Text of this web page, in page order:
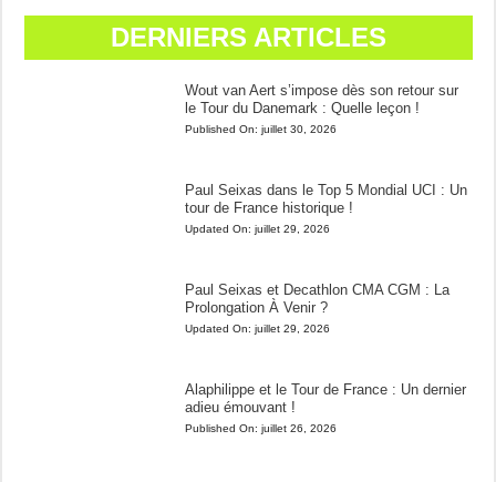
DERNIERS ARTICLES
Wout van Aert s’impose dès son retour sur
le Tour du Danemark : Quelle leçon !
Published On: juillet 30, 2026
Paul Seixas dans le Top 5 Mondial UCI : Un
tour de France historique !
Updated On: juillet 29, 2026
Paul Seixas et Decathlon CMA CGM : La
Prolongation À Venir ?
Updated On: juillet 29, 2026
Alaphilippe et le Tour de France : Un dernier
adieu émouvant !
Published On: juillet 26, 2026